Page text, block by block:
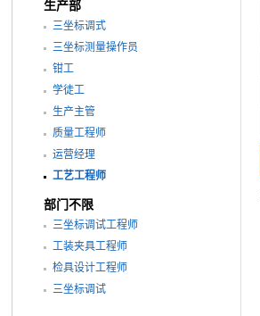
生产部
三坐标调式
三坐标测量操作员
钳工
学徒工
生产主管
质量工程师
运营经理
工艺工程师
部门不限
三坐标调试工程师
工装夹具工程师
检具设计工程师
三坐标调试